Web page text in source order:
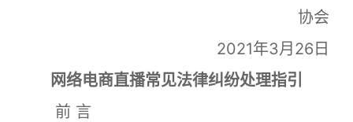
协会
2021年3月26日
网络电商直播常见法律纠纷处理指引
前 言